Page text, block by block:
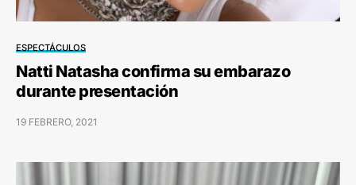
ESPECTÁCULOS
Natti Natasha confirma su embarazo
durante presentación
19 FEBRERO, 2021